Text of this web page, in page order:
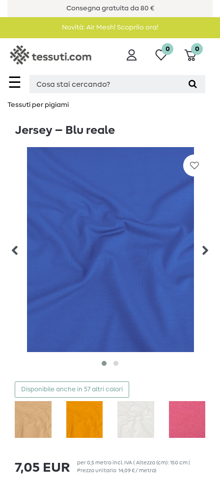
Consegna gratuita da 80 €
Novità: Air Mesh! Scoprilo ora!
☰
0 0
Tessuti per pigiami
Jersey – Blu reale
Disponibile anche in 57 altri colori
7,05 EUR per0,5 metroincl. IVA( Altezza (cm): 150 cm |
Prezzo unitario 14,09 € / metro)